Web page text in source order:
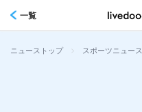
一覧
ニューストップ > スポーツニュース